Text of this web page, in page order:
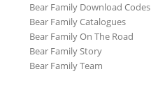
Bear Family Download Codes
Bear Family Catalogues
Bear Family On The Road
Bear Family Story
Bear Family Team